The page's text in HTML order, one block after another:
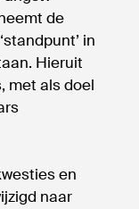
de
in
Hieruit
met als doel
en
naar